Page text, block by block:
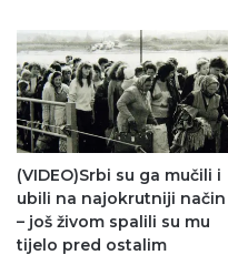
(VIDEO)Srbi su ga mučili i
ubili na najokrutniji način
– još živom spalili su mu
tijelo pred ostalim